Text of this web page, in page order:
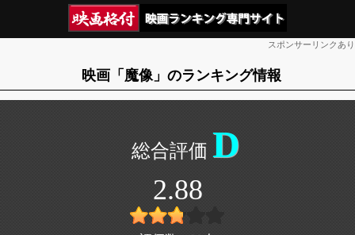
スポンサーリンクあり
映画「魔像」のランキング情報
D
2.88